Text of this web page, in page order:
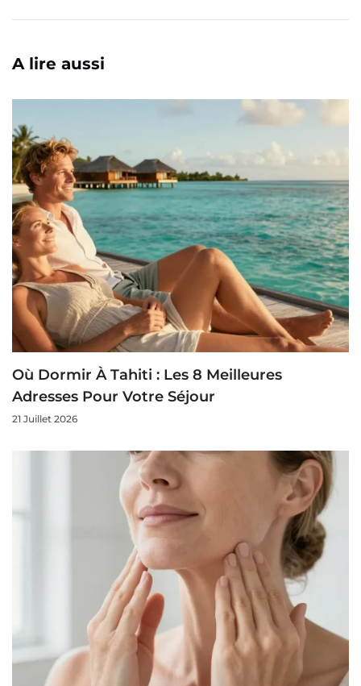
A lire aussi
Où Dormir À Tahiti : Les 8 Meilleures
Adresses Pour Votre Séjour
21 Juillet 2026